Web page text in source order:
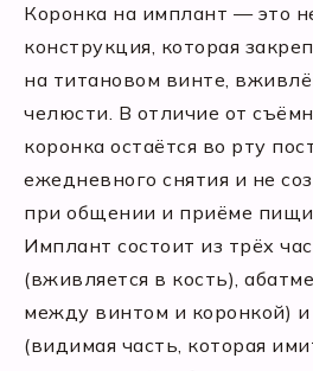
Коронка на имплант — это
конструкция, которая
на титановом винте,
челюсти. В отличие от
коронка остаётся во рту
ежедневного снятия и не
при общении и приёме
Имплант состоит из трёх
(вживляется в кость),
между винтом и коронкой) и
(видимая часть, которая